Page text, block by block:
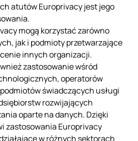
atutów Europrivacy jest jego
mogą korzystać zarówno
jak i podmioty przetwarzające
innych organizacji.
zastosowanie wśród
operatorów
świadczących usługi
rozwijających
oparte na danych. Dzięki
zastosowania Europrivacy
w różnych sektorach